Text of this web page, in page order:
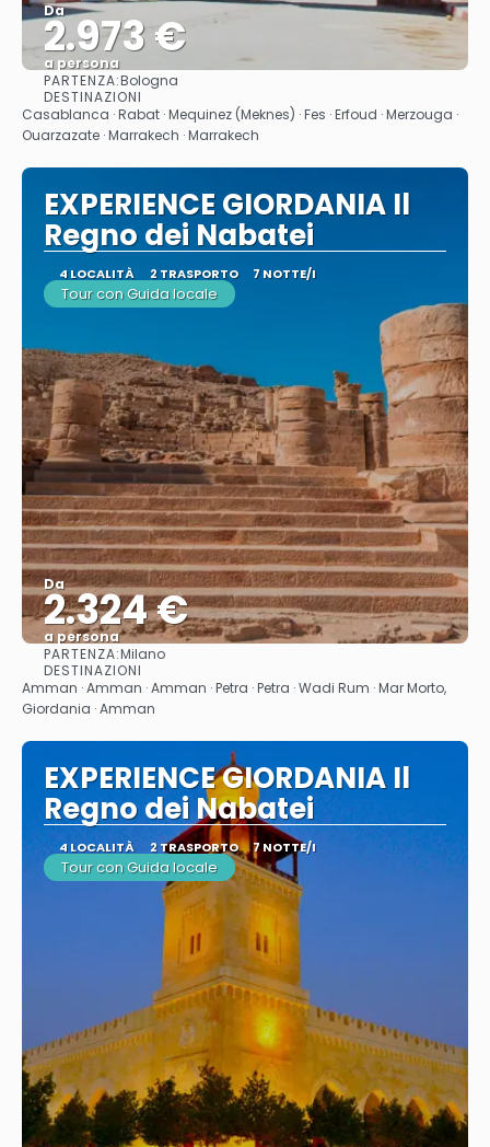
Da
2.973 €
a persona
PARTENZA:Bologna
DESTINAZIONI
Casablanca · Rabat · Mequinez (Meknes) · Fes · Erfoud · Merzouga ·
Ouarzazate · Marrakech · Marrakech
EXPERIENCE GIORDANIA Il
Regno dei Nabatei
4 LOCALITÀ 2 TRASPORTO 7 NOTTE/I
Tour con Guida locale
Da
2.324 €
a persona
PARTENZA:Milano
DESTINAZIONI
Amman · Amman · Amman · Petra · Petra · Wadi Rum · Mar Morto,
Giordania · Amman
EXPERIENCE GIORDANIA Il
Regno dei Nabatei
4 LOCALITÀ 2 TRASPORTO 7 NOTTE/I
Tour con Guida locale